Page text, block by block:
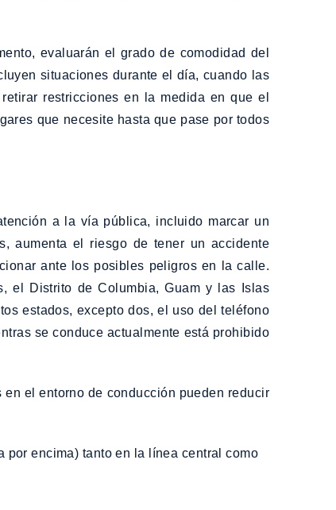
evaluarán el grado de comodidad del
situaciones durante el día, cuando las
restricciones en la medida en que el
que necesite hasta que pase por todos
a la vía pública, incluido marcar un
aumenta el riesgo de tener un accidente
ante los posibles peligros en la calle.
el Distrito de Columbia, Guam y las Islas
estados, excepto dos, el uso del teléfono
se conduce actualmente está prohibido
el entorno de conducción pueden reducir